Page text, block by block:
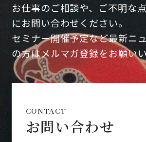
お仕事のご相談や、ご不明な
にお問い合わせください。
セミナー開催予定など最新ニ
の方はメルマガ登録をお願いい
CONTACT
お問い合わせ